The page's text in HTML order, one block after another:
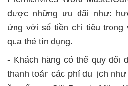
được những ưu đãi như:
ứng với số tiền chi tiêu trong
qua thẻ tín dụng.
- Khách hàng có thể quy đổi
thanh toán các phí du lịch